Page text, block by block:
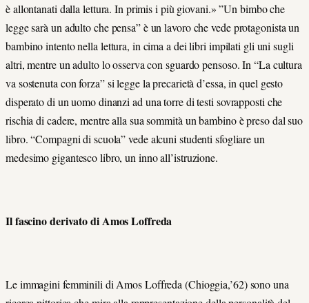
è allontanati dalla lettura. In primis i più giovani.» ”Un bimbo che
legge sarà un adulto che pensa” è un lavoro che vede protagonista un
bambino intento nella lettura, in cima a dei libri impilati gli uni sugli
altri, mentre un adulto lo osserva con sguardo pensoso. In “La cultura
va sostenuta con forza” si legge la precarietà d’essa, in quel gesto
disperato di un uomo dinanzi ad una torre di testi sovrapposti che
rischia di cadere, mentre alla sua sommità un bambino è preso dal suo
libro. “Compagni di scuola” vede alcuni studenti sfogliare un
medesimo gigantesco libro, un inno all’istruzione.
Il fascino derivato di Amos Loffreda
Le immagini femminili di Amos Loffreda (Chioggia,’62) sono una